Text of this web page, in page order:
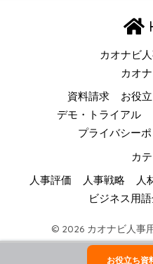
カオナビ
カオ
資料請求 お役
デモ・トライアル
プライバシー
カ
人事評価 人事戦略 人
ビジネス用
© 2026 カオナビ人事
お役立ち資